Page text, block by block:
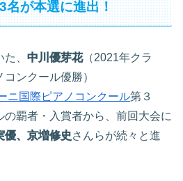
名が本選に進出！
、 中川優芽花（2021年クラ
ンクール優勝）
ニ国際ピアノコンクール第３
覇者・入賞者から、前回大会に
優、京増修史さんらが続々と進